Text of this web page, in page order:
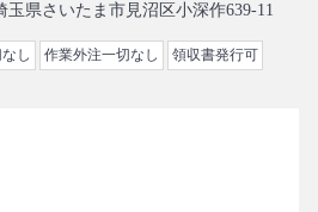
玉県さいたま市見沼区小深作639-11
し 作業外注一切なし 領収書発行可